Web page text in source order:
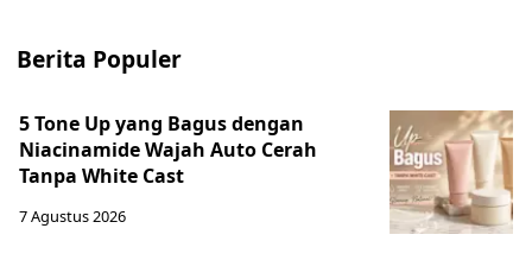
Berita Populer
5 Tone Up yang Bagus dengan
Niacinamide Wajah Auto Cerah
Tanpa White Cast
7 Agustus 2026